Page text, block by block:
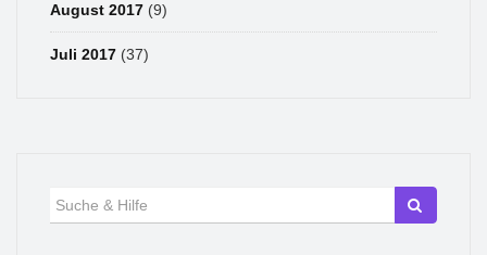
August 2017 (9)
Juli 2017 (37)
für: